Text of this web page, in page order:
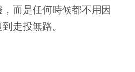
而是任何時候都不用因
走投無路。